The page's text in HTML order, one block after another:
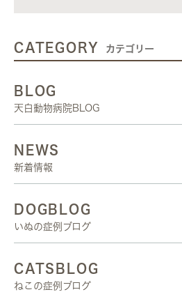
CATEGORY カテゴリー
BLOG
天白動物病院BLOG
NEWS
新着情報
DOGBLOG
いぬの症例ブログ
CATSBLOG
ねこの症例ブログ